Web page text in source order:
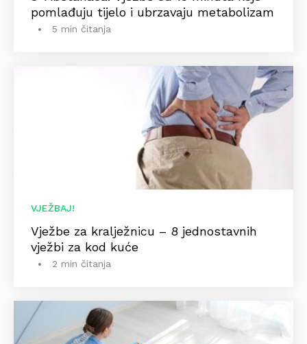
pomlađuju tijelo i ubrzavaju metabolizam
5 min čitanja
VJEŽBAJ!
Vježbe za kralježnicu – 8 jednostavnih
vježbi za kod kuće
2 min čitanja